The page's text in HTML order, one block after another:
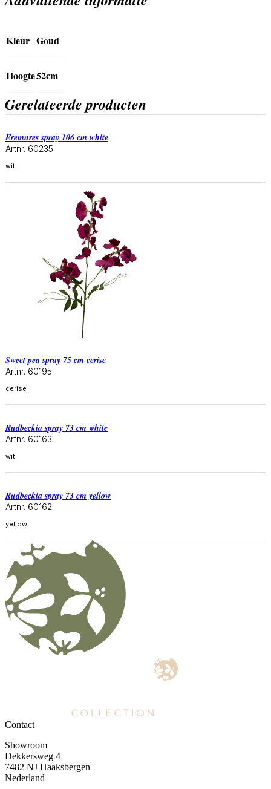
Kleur Goud
Hoogte52cm
Gerelateerde producten
eremures spray 106 cm white
Artnr. 60235
wit
sweet pea spray 75 cm cerise
Artnr. 60195
cerise
rudbeckia spray 73 cm white
Artnr. 60163
wit
rudbeckia spray 73 cm yellow
Artnr. 60162
yellow
Contact
Showroom
Dekkersweg 4
7482 NJ Haaksbergen
Nederland